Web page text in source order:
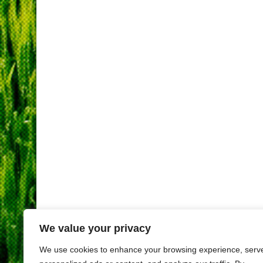
We value your privacy
We use cookies to enhance your browsing experience,